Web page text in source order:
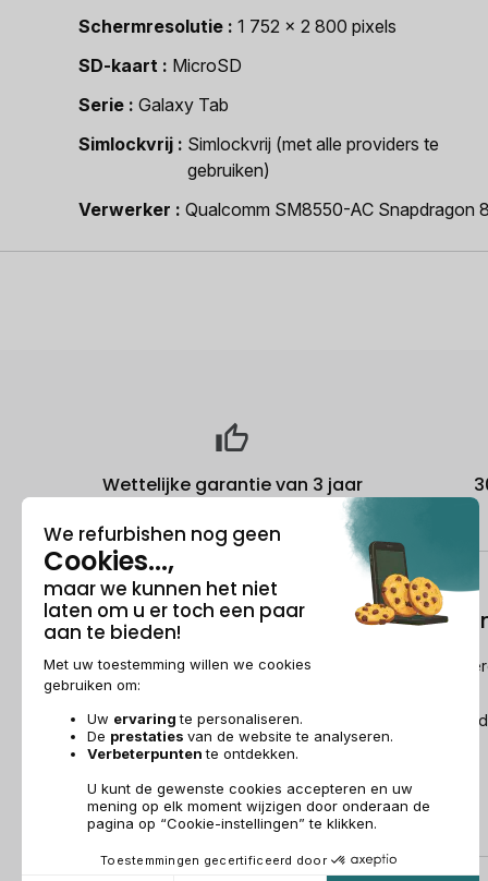
Schermresolutie
1 752 x 2 800 pixels
SD-kaart
MicroSD
Serie
Galaxy Tab
Simlockvrij
Simlockvrij (met alle providers te
gebruiken)
Verwerker
Qualcomm SM8550-AC Snapdragon
Wettelijke garantie van 3 jaar
Over ons
Wie is Recommerce®?
Dit wordt over ons gezegd
Recommerce Group
Aanwerving
Hoe
De